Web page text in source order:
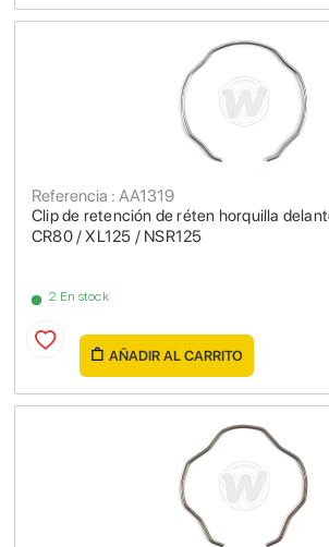
Clip de retención de réten horquilla
CR80 / XL125 / NSR125
Referencia : AA1319
2 En stock
AÑADIR AL CARRITO